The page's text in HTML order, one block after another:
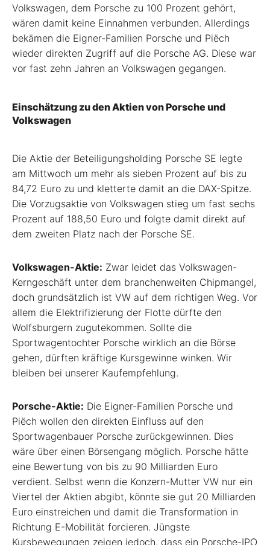
Volkswagen, dem Porsche zu 100 Prozent gehört,
wären damit keine Einnahmen verbunden. Allerdings
bekämen die Eigner-Familien Porsche und Piëch
wieder direkten Zugriff auf die Porsche AG. Diese war
vor fast zehn Jahren an Volkswagen gegangen.
Einschätzung zu den Aktien von Porsche und
Volkswagen
Die Aktie der Beteiligungsholding Porsche SE legte
am Mittwoch um mehr als sieben Prozent auf bis zu
84,72 Euro zu und kletterte damit an die DAX-Spitze.
Die Vorzugsaktie von Volkswagen stieg um fast sechs
Prozent auf 188,50 Euro und folgte damit direkt auf
dem zweiten Platz nach der Porsche SE.
Volkswagen-Aktie: Zwar leidet das Volkswagen-
Kerngeschäft unter dem branchenweiten Chipmangel,
doch grundsätzlich ist VW auf dem richtigen Weg. Vor
allem die Elektrifizierung der Flotte dürfte den
Wolfsburgern zugutekommen. Sollte die
Sportwagentochter Porsche wirklich an die Börse
gehen, dürften kräftige Kursgewinne winken. Wir
bleiben bei unserer Kaufempfehlung.
Porsche-Aktie: Die Eigner-Familien Porsche und
Piëch wollen den direkten Einfluss auf den
Sportwagenbauer Porsche zurückgewinnen. Dies
wäre über einen Börsengang möglich. Porsche hätte
eine Bewertung von bis zu 90 Milliarden Euro
verdient. Selbst wenn die Konzern-Mutter VW nur ein
Viertel der Aktien abgibt, könnte sie gut 20 Milliarden
Euro einstreichen und damit die Transformation in
Richtung E-Mobilität forcieren. Jüngste
Kursbewegungen zeigen jedoch, dass ein Porsche-IPO